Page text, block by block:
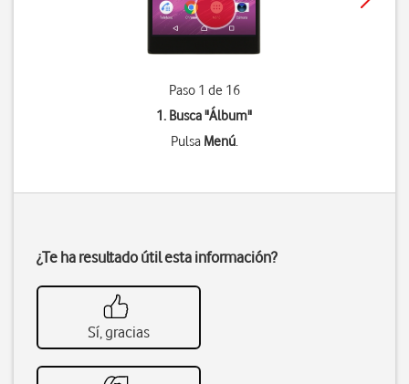
Paso 1 de 16
1. Busca "Álbum"
Pulsa Menú.
¿Te ha resultado útil esta información?
Sí, gracias